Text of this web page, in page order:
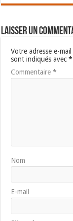
Laisser un
Votre adresse e-
sont indiqués avec*
Commentaire*
Nom
E-mail